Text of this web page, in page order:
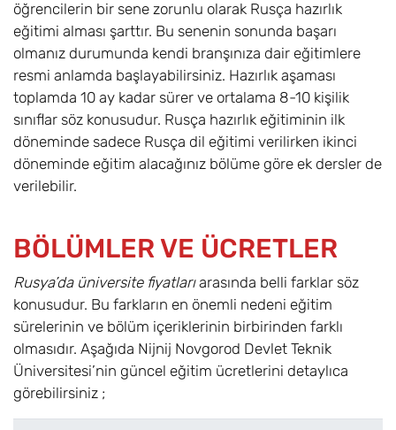
öğrencilerin bir sene zorunlu olarak Rusça hazırlık
eğitimi alması şarttır. Bu senenin sonunda başarı
olmanız durumunda kendi branşınıza dair eğitimlere
resmi anlamda başlayabilirsiniz. Hazırlık aşaması
toplamda 10 ay kadar sürer ve ortalama 8-10 kişilik
sınıflar söz konusudur. Rusça hazırlık eğitiminin ilk
döneminde sadece Rusça dil eğitimi verilirken ikinci
döneminde eğitim alacağınız bölüme göre ek dersler de
verilebilir.
BÖLÜMLER VE ÜCRETLER
Rusya’da üniversite fiyatlarıarasında belli farklar söz
konusudur. Bu farkların en önemli nedeni eğitim
sürelerinin ve bölüm içeriklerinin birbirinden farklı
olmasıdır. Aşağıda Nijnij Novgorod Devlet Teknik
Üniversitesi’nin güncel eğitim ücretlerini detaylıca
görebilirsiniz ;